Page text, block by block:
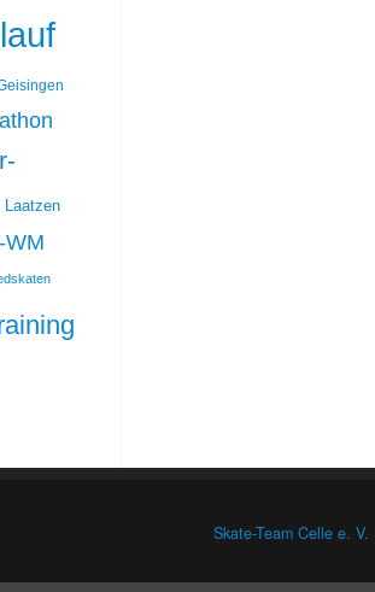
Laatzen
WM
Skate-Team Celle e. V.